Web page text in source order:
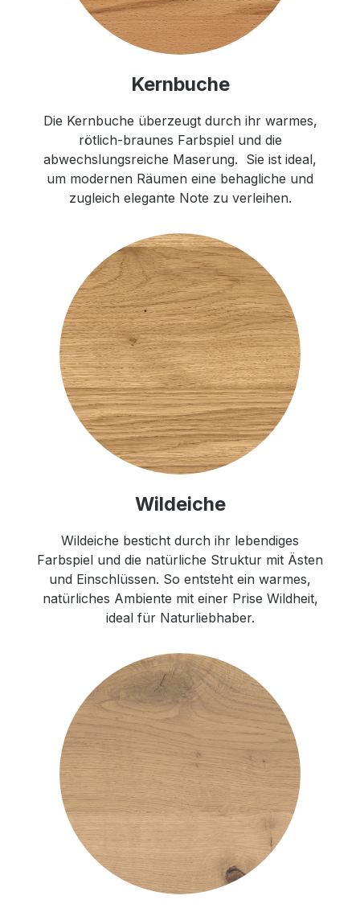
Kernbuche
Die Kernbuche überzeugt durch ihr warmes,
rötlich-braunes Farbspiel und die
abwechslungsreiche Maserung. Sie ist ideal,
um modernen Räumen eine behagliche und
zugleich elegante Note zu verleihen.
Wildeiche
Wildeiche besticht durch ihr lebendiges
Farbspiel und die natürliche Struktur mit Ästen
und Einschlüssen. So entsteht ein warmes,
natürliches Ambiente mit einer Prise Wildheit,
ideal für Naturliebhaber.